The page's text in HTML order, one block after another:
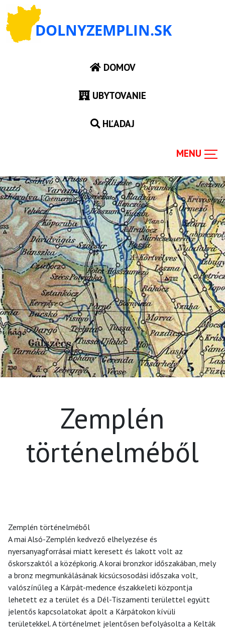
DOMOV
UBYTOVANIE
HĽADAJ
Zemplén
történelméből
Zemplén történelméből
A mai Alsó-Zemplén kedvező elhelyezése és
nyersanyagforrásai miatt keresett és lakott volt az
őskorszaktól a középkorig. A korai bronzkor időszakában, mely
a bronz megmunkálásának kicsúcsosodási időszaka volt,
valószínűleg a Kárpát-medence északkeleti központja
lehetett ez a terület és a Dél-Tiszamenti területtel együtt
jelentős kapcsolatokat ápolt a Kárpátokon kívüli
területekkel. A történelmet jelentősen befolyásolta a Kelták